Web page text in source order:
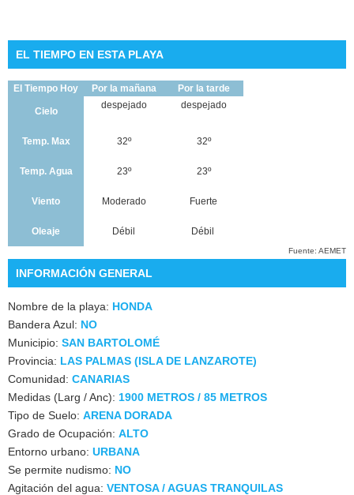
EL TIEMPO EN ESTA PLAYA
El Tiempo Hoy Por la mañana Por la tarde
Cielo
despejado despejado
Temp. Max 32º 32º
Temp. Agua 23º 23º
Viento Moderado Fuerte
Oleaje Débil Débil
Fuente: AEMET
INFORMACIÓN GENERAL
Nombre de la playa: HONDA
Bandera Azul: NO
Municipio: SAN BARTOLOMÉ
Provincia: LAS PALMAS (ISLA DE LANZAROTE)
Comunidad: CANARIAS
Medidas (Larg / Anc): 1900 METROS / 85 METROS
Tipo de Suelo: ARENA DORADA
Grado de Ocupación: ALTO
Entorno urbano: URBANA
Se permite nudismo: NO
Agitación del agua: VENTOSA / AGUAS TRANQUILAS